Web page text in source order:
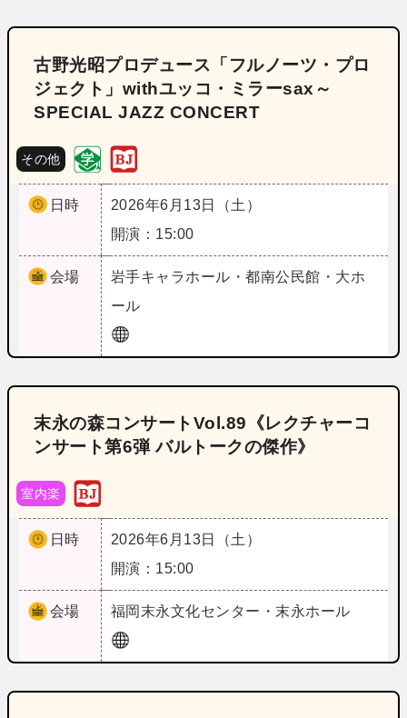
古野光昭プロデュース「フルノーツ・プロ
ジェクト」withユッコ・ミラーsax～
SPECIAL JAZZ CONCERT
その他
日時
2026年6月13日（土）
開演：15:00
会場 岩手キャラホール・都南公民館・大ホ
ール
末永の森コンサートVol.89《レクチャーコ
ンサート第6弾 バルトークの傑作》
室内楽
日時
2026年6月13日（土）
開演：15:00
会場 福岡 末永文化センター・末永ホール